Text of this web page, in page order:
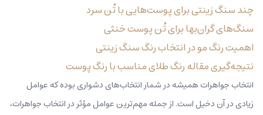
چند سنگ زینتی برای پوست‌هایی با تُن سرد
سنگ‌های گران‌بها برای تُن پوست خنثی
اهمیت رنگ مو در انتخاب رنگ سنگ زینتی
نتیجه‌گیری مقاله رنگ طلای مناسب با رنگ پوست
انتخاب جواهرات همیشه در شمار انتخاب‌های دشواری بوده که عوامل
زیادی در آن دخیل است. از جمله مهم‌ترین عوامل مؤثر در انتخاب جواهرات،